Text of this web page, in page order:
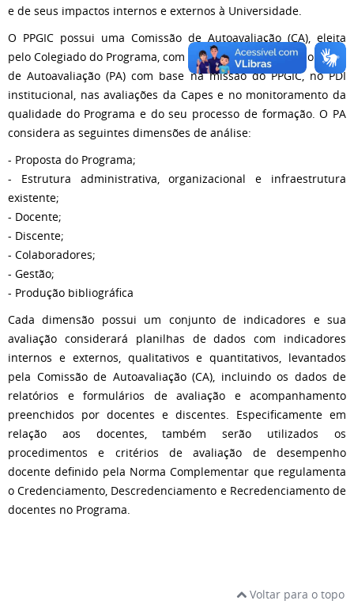
e de seus impactos internos e externos à Universidade.
O PPGIC possui uma Comissão de Autoavaliação (CA), eleita
pelo Colegiado do Programa, com o objetivo de elaborar o Plano
de Autoavaliação (PA) com base na missão do PPGIC, no PDI
institucional, nas avaliações da Capes e no monitoramento da
qualidade do Programa e do seu processo de formação. O PA
considera as seguintes dimensões de análise:
- Proposta do Programa;
- Estrutura administrativa, organizacional e infraestrutura
existente;
- Docente;
- Discente;
- Colaboradores;
- Gestão;
- Produção bibliográfica
Cada dimensão possui um conjunto de indicadores e sua
avaliação considerará planilhas de dados com indicadores
internos e externos, qualitativos e quantitativos, levantados
pela Comissão de Autoavaliação (CA), incluindo os dados de
relatórios e formulários de avaliação e acompanhamento
preenchidos por docentes e discentes. Especificamente em
relação aos docentes, também serão utilizados os
procedimentos e critérios de avaliação de desempenho
docente definido pela Norma Complementar que regulamenta
o Credenciamento, Descredenciamento e Recredenciamento de
docentes no Programa.
Voltar para o topo